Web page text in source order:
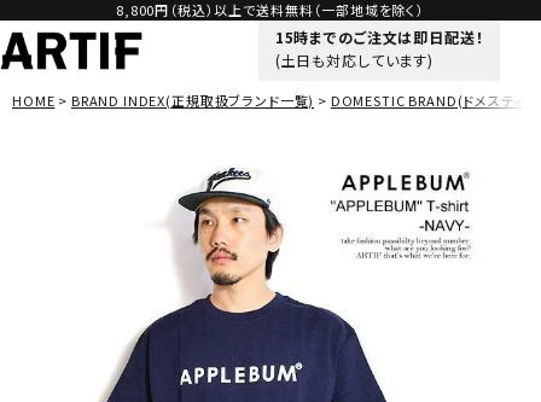
8,800円（税込）以上で送料無料（一部地域を除く）
15時までのご注文は即日配送！
(土日も対応しています)
HOME BRAND INDEX(正規取扱ブランド一覧) DOMESTIC BRAND(ドメスティッ